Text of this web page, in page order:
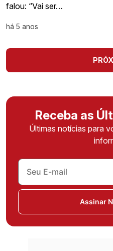
falou: “Vai ser…
há 5 anos
Receba as
Últimas notícias para
Assinar